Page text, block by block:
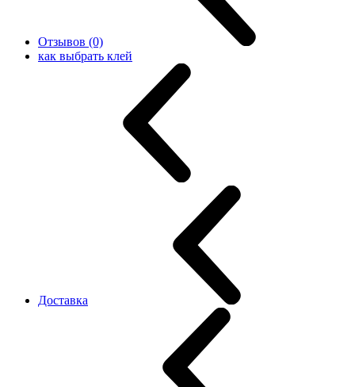
Отзывов (0)
как выбрать клей
Доставка